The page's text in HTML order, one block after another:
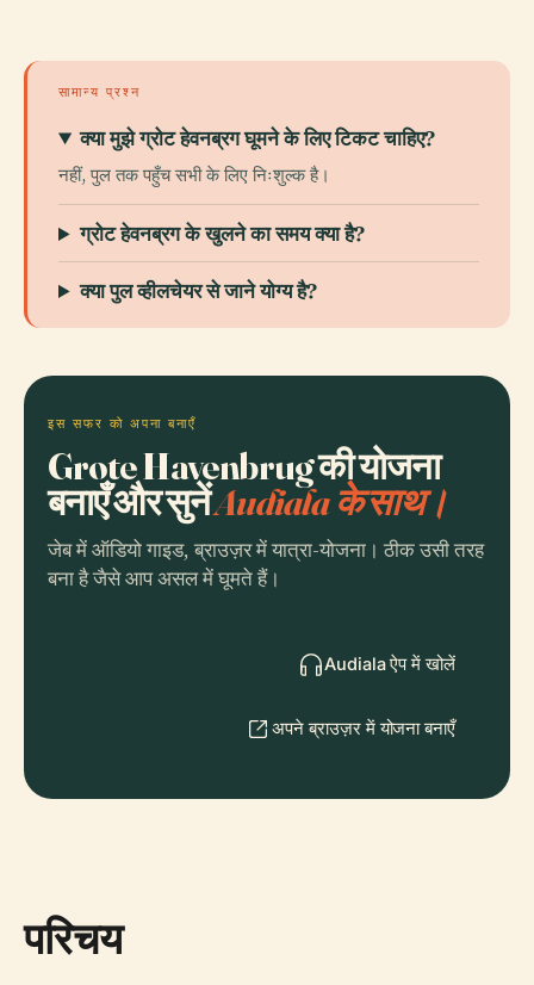
सामान्य प्रश्न
क्या मुझे ग्रोट हेवनब्रग घूमने के लिए टिकट चाहिए?
नहीं, पुल तक पहुँच सभी के लिए निःशुल्क है।
ग्रोट हेवनब्रग के खुलने का समय क्या है?
क्या पुल व्हीलचेयर से जाने योग्य है?
इस सफर को अपना बनाएँ
Grote Havenbrug की योजना
बनाएँ और सुनेंAudiala के साथ।
जेब में ऑडियो गाइड, ब्राउज़र में यात्रा-योजना। ठीक उसी तरह
बना है जैसे आप असल में घूमते हैं।
Audiala ऐप में खोलें
अपने ब्राउज़र में योजना बनाएँ
परिचय